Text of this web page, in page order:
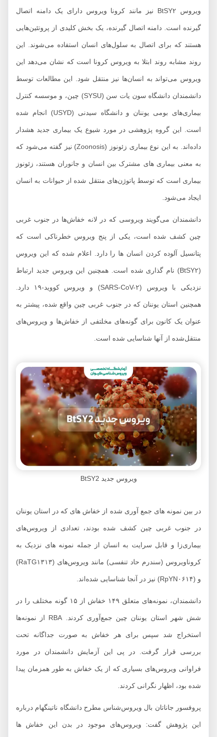
ویروس BtSY۲ نیز مانند کرونا ویروس دارای یک دامنه اتصال
گیرنده است. دامنه اتصال گیرنده، یک بخش کلیدی از پروتئین‌هایی
هستند که برای اتصال به سلول‌های انسان استفاده می‌شوند. این
روند مشابه روند ابتلا به ویروس کرونا است که نشان می‌دهد این
ویروس می‌تواند به انسان‌ها نیز منتقل شود. این مطالعات توسط
دانشمندان دانشگاه سون یات سن (SYSU) چین، و موسسه کنترل
بیماری‌های بومی یوننان و دانشگاه سیدنی (USYD) انجام شده
است. این گروه پژوهشی در مورد شیوع یک بیماری جدید هشدار
داده‌اند. به این نوع بیماری زئونوز (Zoonosis) نیز گفته می‌شود که
به معنی بیماری های مشترک بین انسان و جانوران هستند، زئونوز
بیماری‌ است که توسط پاتوژن‌های منتقل‌ شده از حیوانات به انسان
ایجاد می‌شود.
دانشمندان می‌گویند ویروسی که در لانه خفاش‌ها در جنوب غربی
چین کشف شده است، یکی از پنج ویروس خطرناکی است که
پتانسیل آلوده کردن انسان ها را دارد. اعلام شده که این ویروس
(BtSY۲) نام گذاری شده است. همچنین این ویروس جدید ارتباط
نزدیکی با ویروس (SARS-CoV-۲) و ویروس کووید-۱۹ دارد.
همچنین استان یوننان که در جنوب غربی چین واقع شده، پیشتر به
عنوان یک کانون برای گونه‌های مخلتفی از خفاش‌ها و ویروس‌های
منتقل‌شده از آنها شناسایی شده است.
ویروس جدید BtSY2
در بین نمونه های جمع آوری شده از خفاش های که در استان یوننان
در جنوب غربی چین کشف شده بودند، تعدادی از ویروس‌های
بیماری‌زا و قابل سرایت به انسان از جمله نمونه های نزدیک به
کروناویروس (سندرم حاد تنفسی) مانند ویروس‌های (RaTG۱۳۱۳)
دانشمندان، نمونه‌های متعلق ۱۴۹ خفاش از ۱۵ گونه مختلف را در
شش شهر استان یوننان چین جمع‌آوری کردند. RBA از نمونه‌ها
استخراج شد سپس برای هر خفاش به صورت جداگانه تحت
بررسی قرار گرفت. در پی این آزمایش دانشمندان در مورد
فراوانی ویروس‌‌های بسیاری که از یک خفاش به طور همزمان پیدا
شده بود، اظهار نگرانی کردند.
پروفسور جاناتان بال ویروس‌شناس مطرح دانشگاه ناتینگهام درباره
این پژوهش گفت: ویروس‌های موجود در بدن این خفاش ها